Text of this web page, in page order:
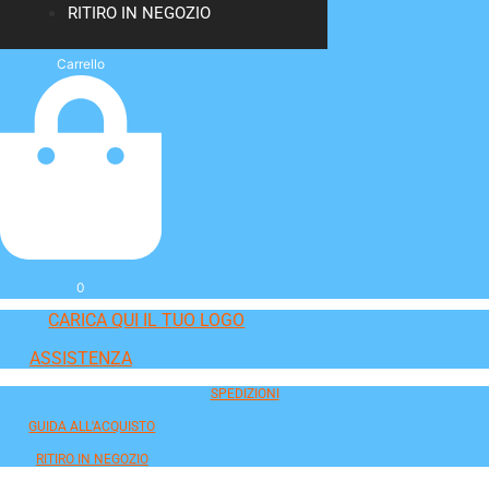
RITIRO IN NEGOZIO
Carrello
0
CARICA QUI IL TUO LOGO
ASSISTENZA
SPEDIZIONI
GUIDA ALL'ACQUISTO
RITIRO IN NEGOZIO